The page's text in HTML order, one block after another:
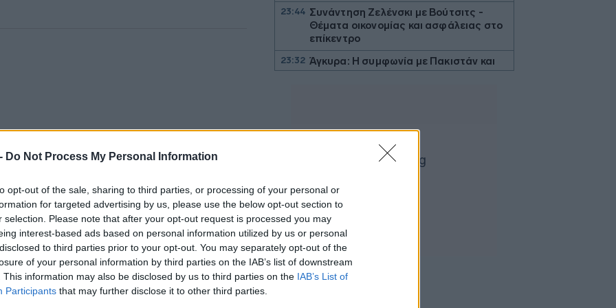
Do Not Process My Personal Information
opt-out of the sale, sharing to third parties, or processing of your personal or
for targeted advertising by us, please use the below opt-out section to
selection. Please note that after your opt-out request is processed you may
interest-based ads based on personal information utilized by us or personal
to third parties prior to your opt-out. You may separately opt-out of the
of your personal information by third parties on the IAB’s list of downstream
This information may also be disclosed by us to third parties on the IAB’s List of
Participants that may further disclose it to other third parties.
σύμφωνα με την ανακοίνωση του
μόνη της, με όσα μέσα διαθέτει, να
πολίτες ταλαιπωρούνται
άξονες ακόμη».
23:44 Συνάντηση Ζελένσκι με Βούτσιτς -
Θέματα οικονομίας και ασφάλειας στο
επίκεντρο
23:32 Άγκυρα: Η συμφωνία με Πακιστάν και
Σαουδική Αραβία δεν παραβιάζει το
Η Ισπανία ξεκινά ελέγχους στους
Σεπτεμβρίου
22:45 Αμερικανός αξιωματούχος:
«Αναμένεται σύντομα συμφωνία για τα
Στενά του Ορμούζ»
22:32
το πετρέλαιο